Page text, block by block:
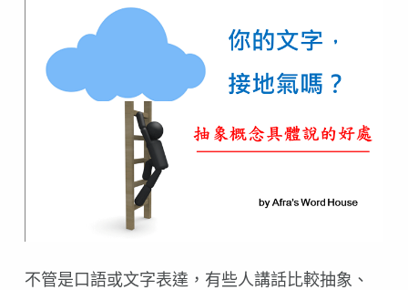
不管是口語或文字表達，有些人講話比較抽象、